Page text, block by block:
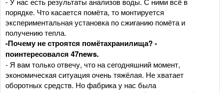
порядке. Что касается помёта, то монтируется
экспериментальная установка по сжиганию помёта и
получению тепла.
-Почему не строятся помётахранилища? -
поинтересовался 47news.
- Я вам только отвечу, что на сегодняшний момент,
экономическая ситуация очень тяжёлая. Не хватает
оборотных средств. Но фабрика у нас была